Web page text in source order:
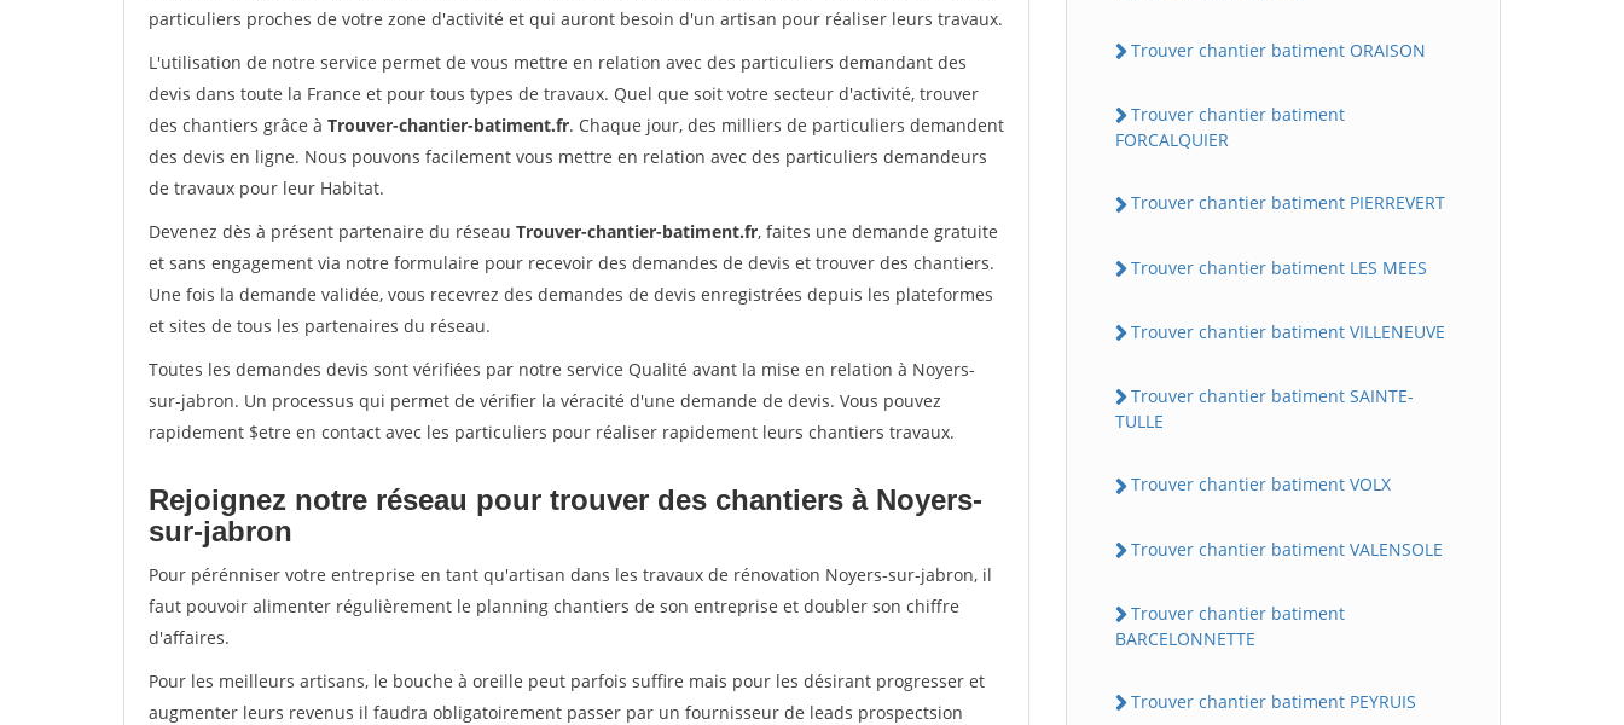
particuliers proches de votre zone d'activité et qui auront besoin d'un artisan pour réaliser leurs travaux.
L'utilisation de notre service permet de vous mettre en relation avec des particuliers demandant des
devis dans toute la France et pour tous types de travaux. Quel que soit votre secteur d'activité, trouver
des chantiers grâce à Trouver-chantier-batiment.fr. Chaque jour, des milliers de particuliers demandent
des devis en ligne. Nous pouvons facilement vous mettre en relation avec des particuliers demandeurs
de travaux pour leur Habitat.
Devenez dès à présent partenaire du réseau Trouver-chantier-batiment.fr, faites une demande gratuite
et sans engagement via notre formulaire pour recevoir des demandes de devis et trouver des chantiers.
Une fois la demande validée, vous recevrez des demandes de devis enregistrées depuis les plateformes
et sites de tous les partenaires du réseau.
Toutes les demandes devis sont vérifiées par notre service Qualité avant la mise en relation à Noyers-
sur-jabron. Un processus qui permet de vérifier la véracité d'une demande de devis. Vous pouvez
rapidement $etre en contact avec les particuliers pour réaliser rapidement leurs chantiers travaux.
Rejoignez notre réseau pour trouver des chantiers à Noyers-
sur-jabron
Pour pérénniser votre entreprise en tant qu'artisan dans les travaux de rénovation Noyers-sur-jabron, il
faut pouvoir alimenter régulièrement le planning chantiers de son entreprise et doubler son chiffre
d'affaires.
Pour les meilleurs artisans, le bouche à oreille peut parfois suffire mais pour les désirant progresser et
augmenter leurs revenus il faudra obligatoirement passer par un fournisseur de leads prospectsion
Trouver chantier batiment ORAISON
Trouver chantier batiment
FORCALQUIER
Trouver chantier batiment PIERREVERT
Trouver chantier batiment LES MEES
Trouver chantier batiment VILLENEUVE
Trouver chantier batiment SAINTE-
TULLE
Trouver chantier batiment VOLX
Trouver chantier batiment VALENSOLE
Trouver chantier batiment
BARCELONNETTE
Trouver chantier batiment PEYRUIS